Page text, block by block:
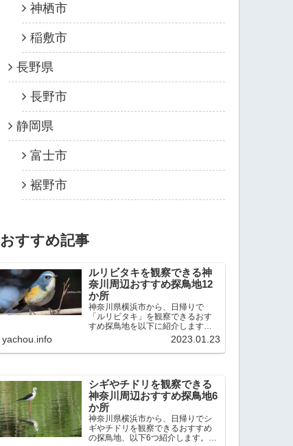
神栖市
稲敷市
長野県
長野市
静岡県
富士市
裾野市
おすすめ記事
ルリビタキを観察できる神
奈川周辺おすすめ探鳥地12
か所
神奈川県横浜市から、日帰りで
「ルリビタキ」を観察できるおす
すめ探鳥地を以下に紹介します。
これまで80か所近くの探鳥地を訪
れ、手応えを感じた場所です。以
下、★ が多いほど観察しやすく、
yachou.info 2023.01.23
シギやチドリを観察できる
神奈川周辺おすすめ探鳥地6
か所
神奈川県横浜市から、日帰りでシ
ギやチドリを観察できるおすすめ
の探鳥地、以下6つ紹介します。こ